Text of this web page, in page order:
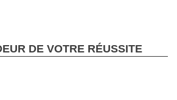
DE VOTRE RÉUSSITE